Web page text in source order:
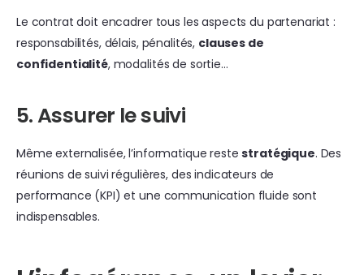
Le contrat doit encadrer tous les aspects du partenariat :
responsabilités, délais, pénalités, clauses de
confidentialité, modalités de sortie…
5. Assurer le suivi
Même externalisée, l’informatique restestratégique. Des
réunions de suivi régulières, des indicateurs de
performance (KPI) et une communication fluide sont
indispensables.